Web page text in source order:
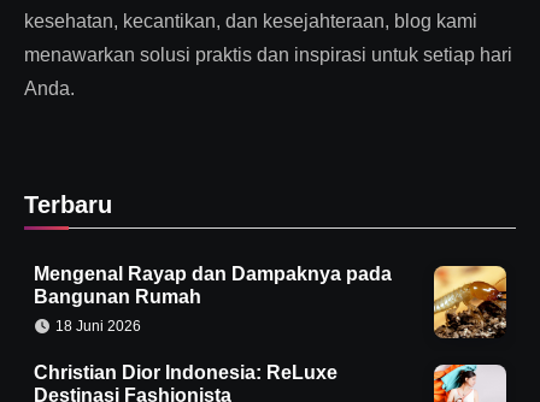
kesehatan, kecantikan, dan kesejahteraan, blog kami
menawarkan solusi praktis dan inspirasi untuk setiap hari
Anda.
Terbaru
Mengenal Rayap dan Dampaknya pada
Bangunan Rumah
18 Juni 2026
Christian Dior Indonesia: ReLuxe
Destinasi Fashionista